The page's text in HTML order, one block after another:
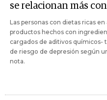
se relacionan más
Las personas con dietas ricas
productos hechos con
cargados de aditivos químicos-
de riesgo de depresión según
nota.